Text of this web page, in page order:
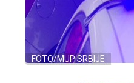
FOTO/MUP SRBIJE